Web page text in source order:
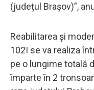
(județul Brașov)”,
Reabilitarea și
102I se va realiza
pe o lungime totală
împarte în 2